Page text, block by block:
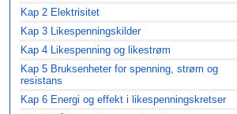
Kap 2 Elektrisitet
Kap 3 Likespenningskilder
Kap 4 Likespenning og likestrøm
Kap 5 Bruksenheter for spenning, strøm og
resistans
Kap 6 Energi og effekt i likespenningskretser